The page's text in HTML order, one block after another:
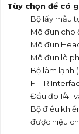
Tùy chọn để có
Bộ lấy mẫu
Mô đun cho
Mô đun
Mô đun lò
Bộ làm lạnh (
FT-IR
Đầu đo 1/4"
Bộ điều
được hiệu